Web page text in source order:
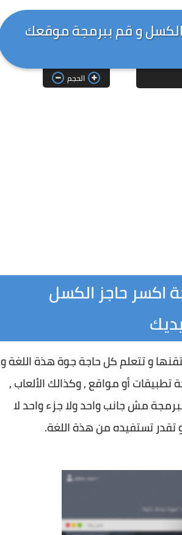
الكسل و قم ببرمجة موقعك
الحجم
اكسر حاجز الكسل
تتقنها جيدا بعد كدا تقدر تستفاد منها من نواحى كتيير , مثل برمجة تطبيقات أو مواقع , وكذالك الألعاب ,
وحتى قوالب للمدونات حسب حاجة العميل اللى هيطلب منها زى البرمجة مش جانب واحد ولا جزء واحد لا
تستفيده من هذة اللغة.